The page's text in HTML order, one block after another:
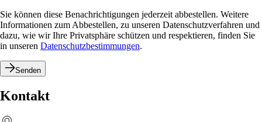
Sie können diese Benachrichtigungen jederzeit abbestellen. Weitere
Informationen zum Abbestellen, zu unseren Datenschutzverfahren und
dazu, wie wir Ihre Privatsphäre schützen und respektieren, finden Sie
in unseren Datenschutzbestimmungen.
Senden
Kontakt